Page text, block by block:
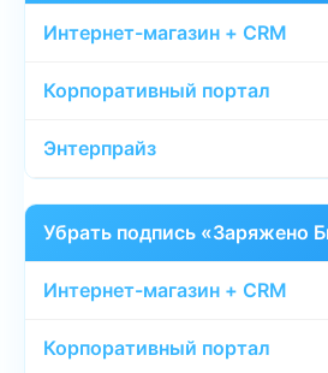
Убрать подпись «Заряжено